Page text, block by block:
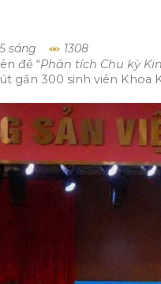
sáng
1308
đề “Phân tích Chu kỳ
gần 300 sinh viên Khoa